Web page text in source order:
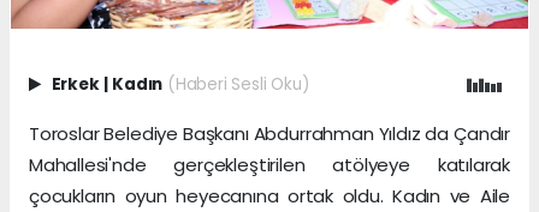
Erkek | Kadın (Haberi Sesli Oku)
Toroslar Belediye Başkanı Abdurrahman Yıldız da Çandır
Mahallesi'nde gerçekleştirilen atölyeye katılarak
çocukların oyun heyecanına ortak oldu. Kadın ve Aile